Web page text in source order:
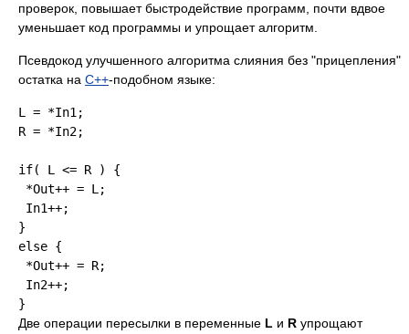
проверок, повышает быстродействие программ, почти вдвое
уменьшает код программы и упрощает алгоритм.
Псевдокод улучшенного алгоритма слияния без "прицепления"
остатка на C++-подобном языке:
L = *In1;
R = *In2;
if( L <= R ) {
*Out++ = L;
In1++;
}
else {
*Out++ = R;
In2++;
Две операции пересылки в переменные L и R упрощают